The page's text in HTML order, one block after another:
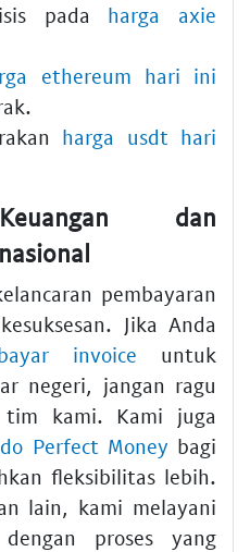
pada harga axie
ethereum hari ini
harga usdt hari
dan
pembayaran
Jika Anda
invoice untuk
negeri, jangan ragu
tim kami. Kami juga
Perfect Money bagi
fleksibilitas lebih.
lain, kami melayani
dengan proses yang